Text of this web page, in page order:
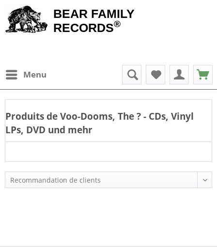
BEAR FAMILY
RECORDS®
Menu
Produits deVoo-Dooms, The? - CDs, Vinyl
LPs, DVD und mehr